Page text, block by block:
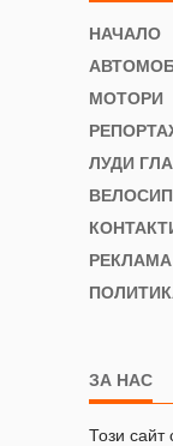
НАЧАЛО
МОТОРИ
ЛУДИ
РЕКЛАМА
ЗА НАС
Този сайт